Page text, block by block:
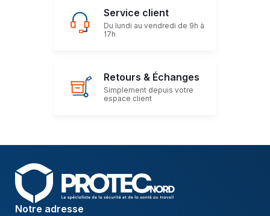
Service client
Du lundi au vendredi de 9h à
17h
Retours & Échanges
Simplement depuis votre
espace client
Notre adresse